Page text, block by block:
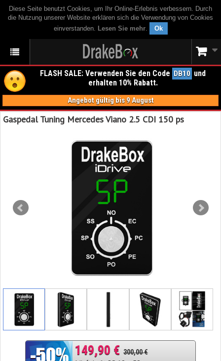
Diese Seite benutzt Cookies, um Ihr Online-Erlebnis verbessern. Durch
die Nutzung unserer Website erklären sich die Verwendung von Cookies
einverstanden. Lesen Sie mehr. Ok
FLASH SALE: Verwenden Sie den Code DB10 und
erhalten 10% Rabatt.
Angebot gültig bis 9 August
Gaspedal Tuning Mercedes Viano 2.5 CDI 150 ps
149,90 € 300,00 €